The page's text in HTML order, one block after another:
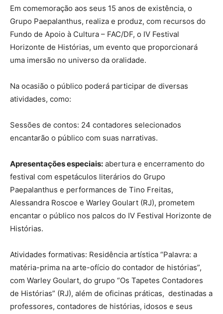
Em comemoração aos seus 15 anos de existência, o
Grupo Paepalanthus, realiza e produz, com recursos do
Fundo de Apoio à Cultura – FAC/DF, o IV Festival
Horizonte de Histórias, um evento que proporcionará
uma imersão no universo da oralidade.
Na ocasião o público poderá participar de diversas
atividades, como:
Sessões de contos: 24 contadores selecionados
encantarão o público com suas narrativas.
Apresentações especiais: abertura e encerramento do
festival com espetáculos literários do Grupo
Paepalanthus e performances de Tino Freitas,
Alessandra Roscoe e Warley Goulart (RJ), prometem
encantar o público nos palcos do IV Festival Horizonte de
Histórias.
Atividades formativas: Residência artística “Palavra: a
matéria-prima na arte-ofício do contador de histórias”,
com Warley Goulart, do grupo “Os Tapetes Contadores
de Histórias” (RJ), além de oficinas práticas, destinadas a
professores, contadores de histórias, idosos e seus